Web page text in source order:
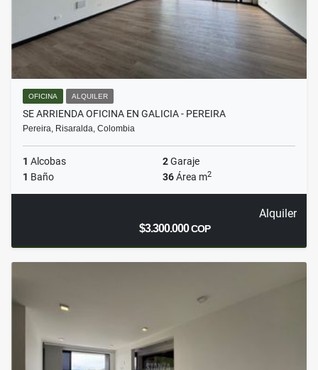
OFICINA ALQUILER
SE ARRIENDA OFICINA EN GALICIA - PEREIRA
Pereira, Risaralda, Colombia
1 Alcobas 2Garaje
1 Baño 36Área m2
Alquiler
$3.300.000COP